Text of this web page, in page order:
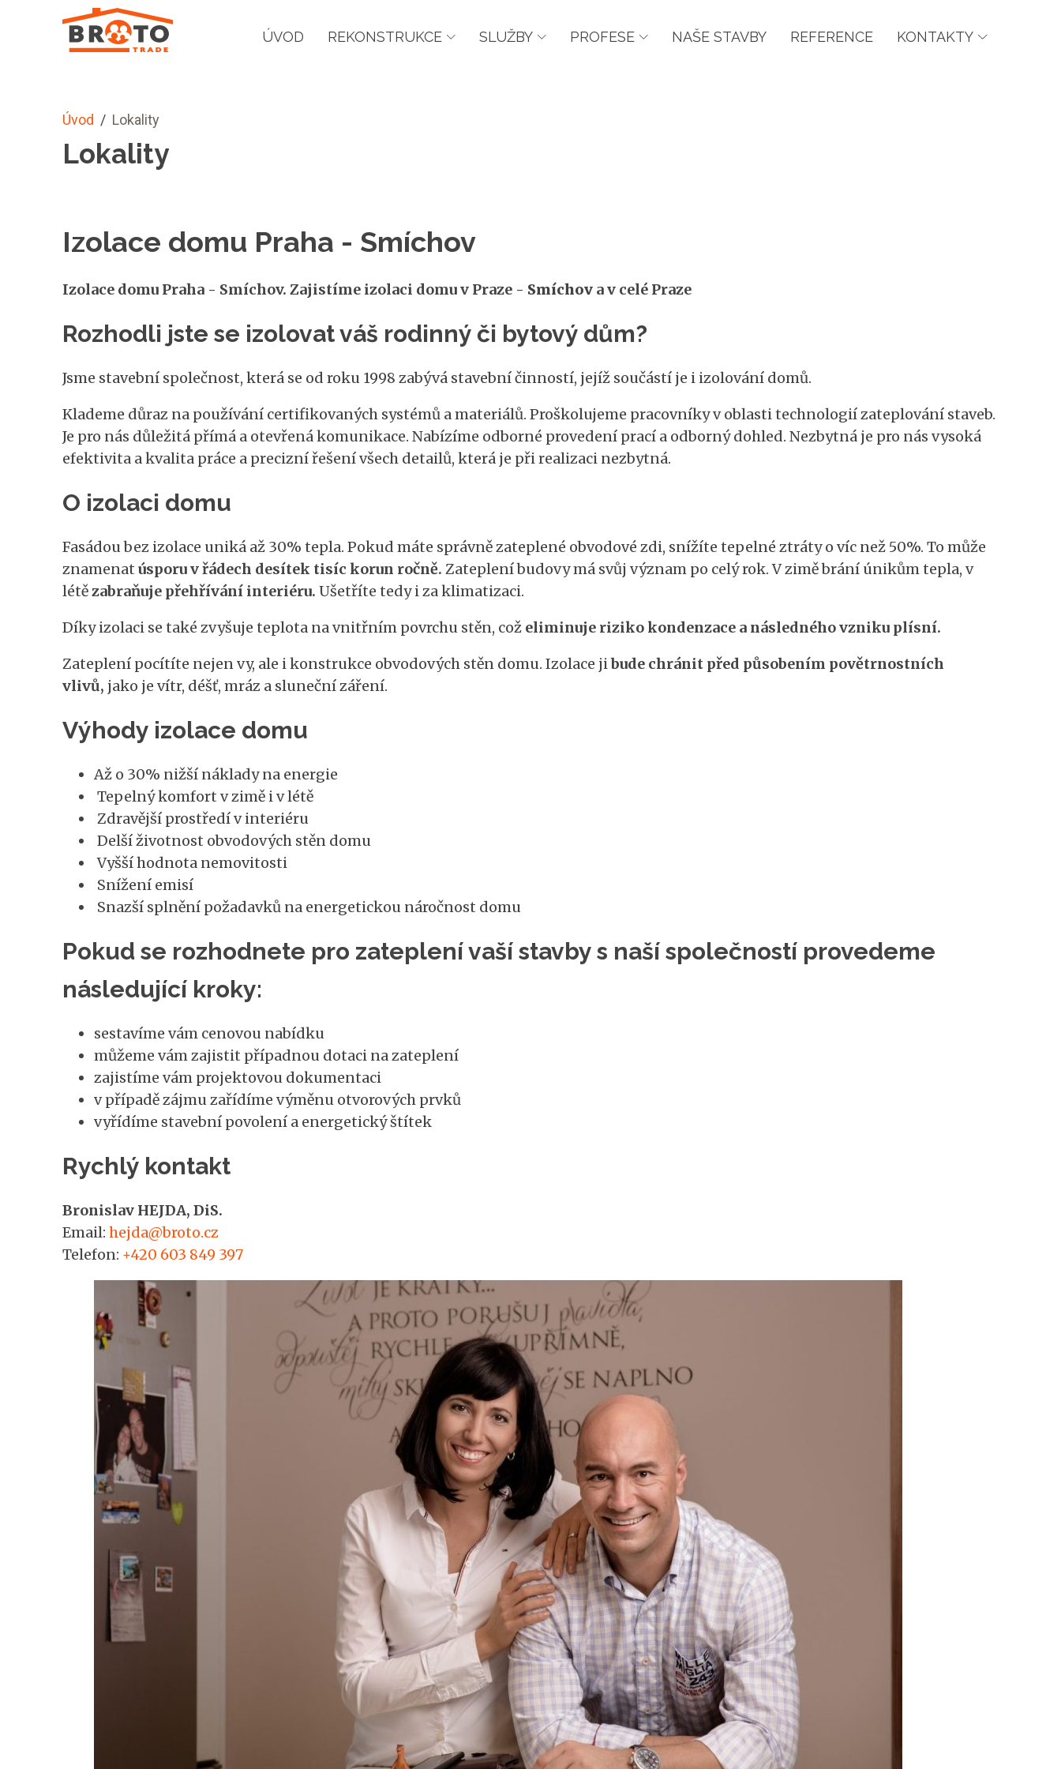
ÚVOD REKONSTRUKCE SLUŽBY PROFESE NAŠE STAVBY REFERENCE KONTAKTY
Úvod / Lokality
Lokality
Izolace domu Praha - Smíchov
Izolace domu Praha - Smíchov. Zajistíme izolaci domu v Praze - Smíchov a v celé Praze
Rozhodli jste se izolovat váš rodinný či bytový dům?
Jsme stavební společnost, která se od roku 1998 zabývá stavební činností, jejíž součástí je i izolování domů.
Klademe důraz na používání certifikovaných systémů a materiálů. Proškolujeme pracovníky v oblasti technologií zateplování staveb.
Je pro nás důležitá přímá a otevřená komunikace. Nabízíme odborné provedení prací a odborný dohled. Nezbytná je pro nás vysoká
efektivita a kvalita práce a precizní řešení všech detailů, která je při realizaci nezbytná.
O izolaci domu
Fasádou bez izolace uniká až 30% tepla. Pokud máte správně zateplené obvodové zdi, snížíte tepelné ztráty o víc než 50%. To může
znamenat úsporu v řádech desítek tisíc korun ročně. Zateplení budovy má svůj význam po celý rok. V zimě brání únikům tepla, v
létězabraňuje přehřívání interiéru. Ušetříte tedy i za klimatizaci.
Díky izolaci se také zvyšuje teplota na vnitřním povrchu stěn, což eliminuje riziko kondenzace a následného vzniku plísní.
Zateplení pocítíte nejen vy, ale i konstrukce obvodových stěn domu. Izolace jibude chránit před působením povětrnostních
vlivů, jako je vítr, déšť, mráz a sluneční záření.
Výhody izolace domu
Až o 30% nižší náklady na energie
Tepelný komfort v zimě i v létě
Zdravější prostředí v interiéru
Delší životnost obvodových stěn domu
Vyšší hodnota nemovitosti
Snížení emisí
Snazší splnění požadavků na energetickou náročnost domu
Pokud se rozhodnete pro zateplení vaší stavby s naší společností provedeme
následující kroky:
sestavíme vám cenovou nabídku
můžeme vám zajistit případnou dotaci na zateplení
zajistíme vám projektovou dokumentaci
v případě zájmu zařídíme výměnu otvorových prvků
vyřídíme stavební povolení a energetický štítek
Rychlý kontakt
Bronislav HEJDA, DiS.
Email: hejda@broto.cz
Telefon: +420 603 849 397